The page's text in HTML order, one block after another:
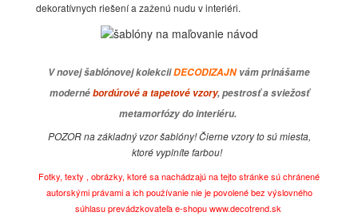
dekoratívnych riešení a zaženú nudu v interiéri.
V novej šablónovej kolekciiDECODIZAJN vám prinášame
moderné bordúrové a tapetové vzory, pestrosť a sviežosť
metamorfózy do interiéru.
POZOR na základný vzor šablóny! Čierne vzory to sú miesta,
ktoré vyplníte farbou!
Fotky, texty , obrázky, ktoré sa nachádzajú na tejto stránke sú chránené
autorskými právami a ich používanie nie je povolené bez výslovného
súhlasu prevádzkovateľa e-shopu www.decotrend.sk